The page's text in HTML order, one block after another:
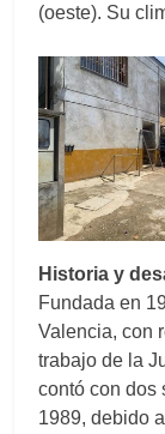
(oeste). Su
Historia y
Fundada en
Valencia, con
trabajo de la
contó con dos
1989, debido